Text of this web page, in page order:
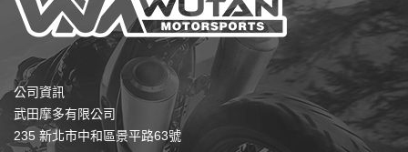
公司資訊
武田摩多有限公司
235 新北市中和區景平路63號